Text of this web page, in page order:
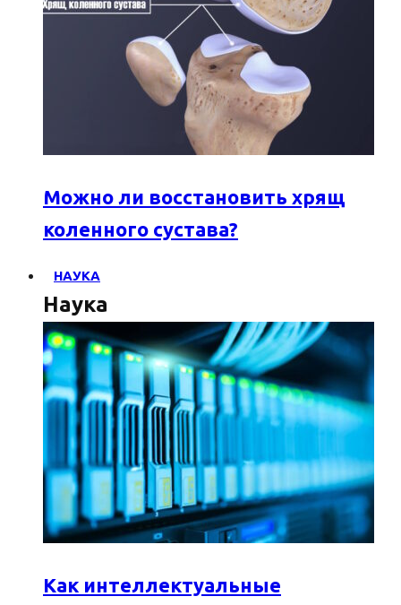
Можно ли восстановить хрящ
коленного сустава?
НАУКА
Наука
Как интеллектуальные